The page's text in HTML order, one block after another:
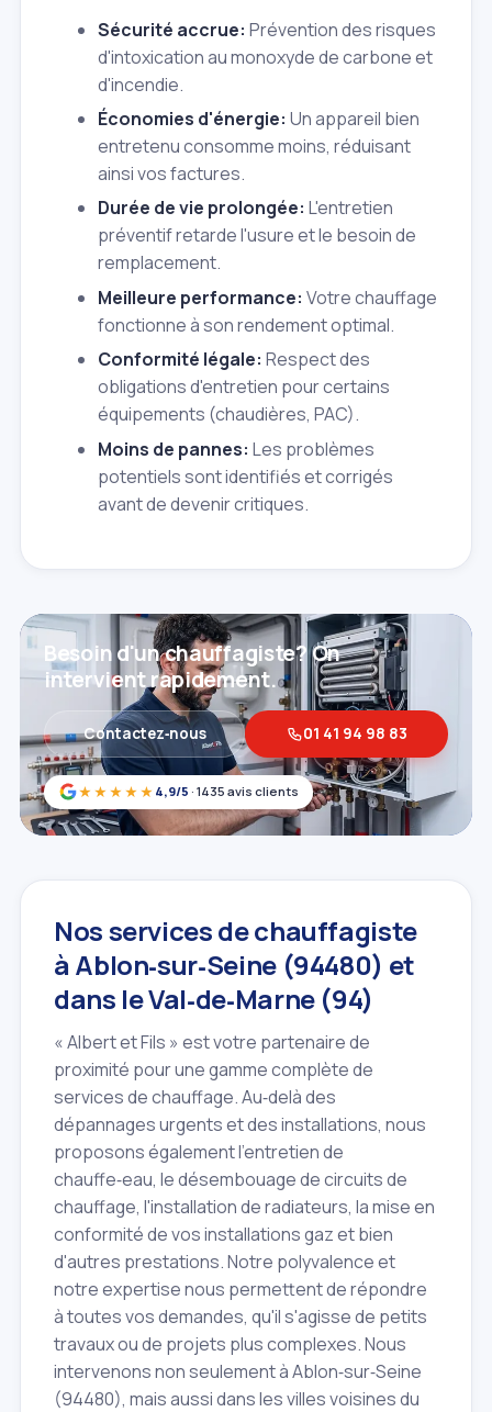
Sécurité accrue: Prévention des risques
d'intoxication au monoxyde de carbone et
d'incendie.
Économies d'énergie: Un appareil bien
entretenu consomme moins, réduisant
ainsi vos factures.
Durée de vie prolongée: L'entretien
préventif retarde l'usure et le besoin de
remplacement.
Meilleure performance: Votre chauffage
fonctionne à son rendement optimal.
Conformité légale: Respect des
obligations d'entretien pour certains
équipements (chaudières, PAC).
Moins de pannes: Les problèmes
potentiels sont identifiés et corrigés
avant de devenir critiques.
★★★★★ 4,9/5 · 1435 avis clients
Besoin d'un chauffagiste? On
intervient rapidement.
Contactez‑nous 01 41 94 98 83
Nos services de chauffagiste
à Ablon‑sur‑Seine (94480) et
dans le Val‑de‑Marne (94)
« Albert et Fils » est votre partenaire de
proximité pour une gamme complète de
services de chauffage. Au‑delà des
dépannages urgents et des installations, nous
proposons également l'entretien de
chauffe‑eau, le désembouage de circuits de
chauffage, l'installation de radiateurs, la mise en
conformité de vos installations gaz et bien
d'autres prestations. Notre polyvalence et
notre expertise nous permettent de répondre
à toutes vos demandes, qu'il s'agisse de petits
travaux ou de projets plus complexes. Nous
intervenons non seulement à Ablon‑sur‑Seine
(94480), mais aussi dans les villes voisines du